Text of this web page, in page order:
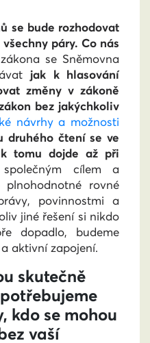
se bude rozhodovat
páry. Co nás
se Sněmovna
jak k hlasování
změny v zákoně
bez jakýchkoliv
návrhy a možnosti
druhého čteníse ve
k tomu dojde až při
cílem a
rovné
povinnostmi a
jiné řešení si nikdo
dopadlo, budeme
aktivní zapojení.
skutečně
kdo se mohou
vaší